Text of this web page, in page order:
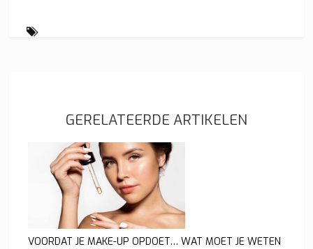
GERELATEERDE ARTIKELEN
VOORDAT JE MAKE-UP OPDOET… WAT MOET JE WETEN